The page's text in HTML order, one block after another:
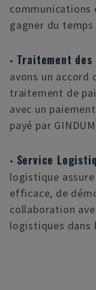
communications
gagner du
• Traitement des
avons un accord
traitement de
avec un
payé par
• Service
logistique
efficace, de
collaboration
logistiques dans